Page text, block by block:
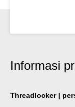
Informasi
Threadlocker |